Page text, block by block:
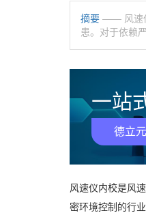
摘要 —— 风速
患。对于依赖
一站
德立
风速仪内校是风
密环境控制的行